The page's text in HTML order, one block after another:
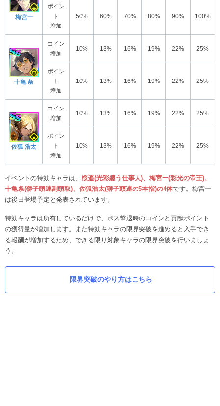
梅宮一
ポイン
ト
増加
50% 60% 70% 80% 90% 100%
十亀 条
コイン
増加
10% 13% 16% 19% 22% 25%
ポイン
ト
増加
10% 13% 16% 19% 22% 25%
佐狐 浩太
コイン
増加
10% 13% 16% 19% 22% 25%
ポイン
ト
増加
10% 13% 16% 19% 22% 25%
イベントの特効キャラは、 桜遥(光彩纏う仕事人)、梅宮一(彩光の帝王)、
十亀条(獅子頭連副頭取)、佐狐浩太(獅子頭連の5本指)の4体です。梅宮一
は後日登場予定と発表されています。
特効キャラは所有しているだけで、ボス撃退時のコインと貢献ポイント
の獲得量が増加します。また特効キャラの限界突破を進めると入手でき
る報酬が増加するため、できる限り対象キャラの限界突破を行いましょ
う。
限界突破のやり方はこちら